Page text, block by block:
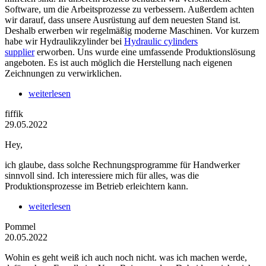
Software, um die Arbeitsprozesse zu verbessern. Außerdem achten
wir darauf, dass unsere Ausrüstung auf dem neuesten Stand ist.
Deshalb erwerben wir regelmäßig moderne Maschinen. Vor kurzem
habe wir Hydraulikzylinder bei Hydraulic cylinders
suppliererworben. Uns wurde eine umfassende Produktionslösung
angeboten. Es ist auch möglich die Herstellung nach eigenen
Zeichnungen zu verwirklichen.
weiterlesen
fiffik
29.05.2022
Hey,
ich glaube, dass solche Rechnungsprogramme für Handwerker
sinnvoll sind. Ich interessiere mich für alles, was die
Produktionsprozesse im Betrieb erleichtern kann.
weiterlesen
Pommel
20.05.2022
Wohin es geht weiß ich auch noch nicht. was ich machen werde,